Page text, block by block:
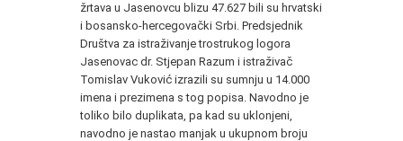
žrtava u Jasenovcu blizu 47.627 bili su hrvatski
i bosansko-hercegovački Srbi. Predsjednik
Društva za istraživanje trostrukog logora
Jasenovac dr. Stjepan Razum i istraživač
Tomislav Vuković izrazili su sumnju u 14.000
imena i prezimena s tog popisa. Navodno je
toliko bilo duplikata, pa kad su uklonjeni,
navodno je nastao manjak u ukupnom broju